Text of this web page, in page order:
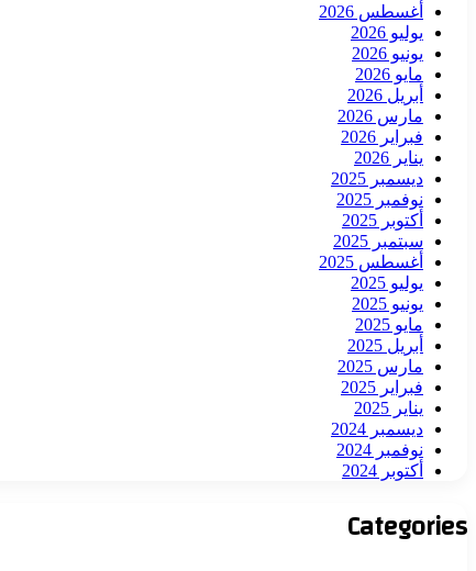
أغسطس 2026
يوليو 2026
يونيو 2026
مايو 2026
أبريل 2026
مارس 2026
فبراير 2026
يناير 2026
ديسمبر 2025
نوفمبر 2025
أكتوبر 2025
سبتمبر 2025
أغسطس 2025
يوليو 2025
يونيو 2025
مايو 2025
أبريل 2025
مارس 2025
فبراير 2025
يناير 2025
ديسمبر 2024
نوفمبر 2024
أكتوبر 2024
Categories